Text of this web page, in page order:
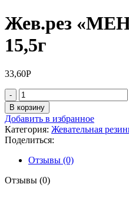
Жев.рез
15,5г
33,60Р
Количество
товара
Жев.рез
"МЕНТОС"
в
ассорт.
15,5г
В корзину
Добавить в избранное
Категория: Жевательная
Поделиться:
Отзывы (0)
Отзывы (0)